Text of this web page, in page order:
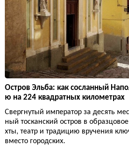
Остров Эльба: как сосланный
ю на 224 квадратных километрах
Свергнутый император за десять
ный тосканский остров в
хты, театр и традицию вручения
вместо городских.